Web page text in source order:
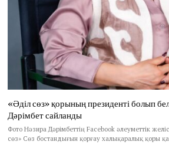
«Әділ сөз» қорының президенті болып
Дәрімбет сайланды
Фото Нәзира Дәрімбеттің Facebook әлеуметтік
сөз» Сөз бостандығын қорғау халықаралық қоры